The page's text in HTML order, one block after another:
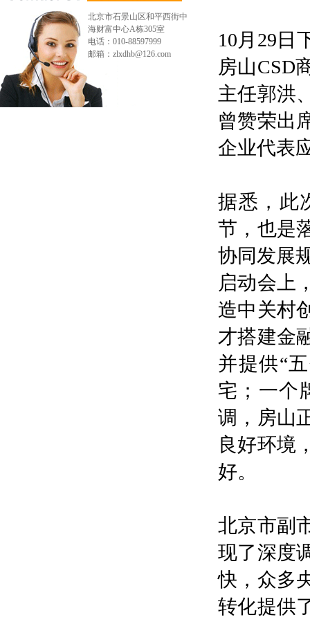
北京市石景山区和平西街中
海财富中心A栋305室
电话：010-88597999
邮箱：zlxdhb@126.com
10月29日
房山CSD
主任郭洪
曾赞荣出
企业代表
据悉，此
节，也是
协同发展
启动会上
造中关村
才搭建金
并提供“
宅；一个
调，房山
良好环境
好。
北京市副
现了深度
快，众多
转化提供